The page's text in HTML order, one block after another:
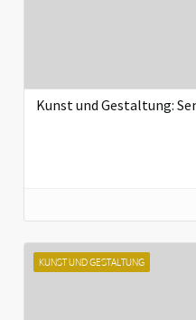
Kunst und Gestaltung:
KUNST UND GESTALTUNG